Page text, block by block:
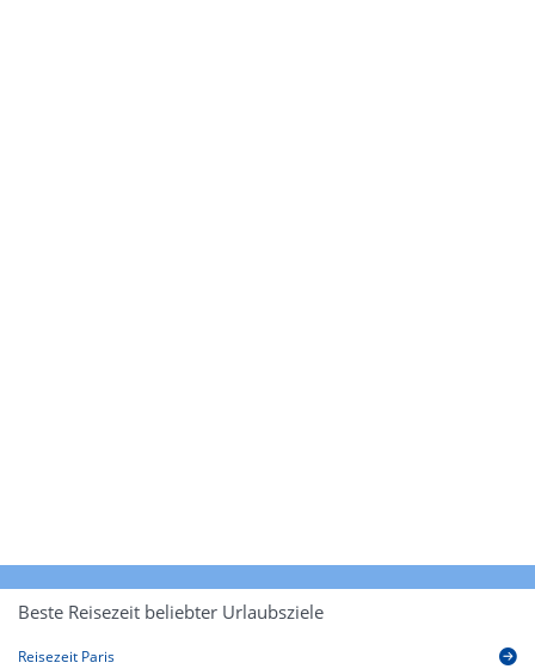
Beste Reisezeit beliebter Urlaubsziele
Reisezeit Paris